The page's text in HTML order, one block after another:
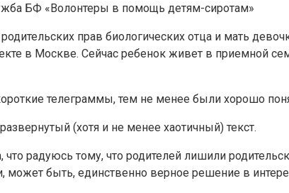
БФ «Волонтеры в помощь детям-сиротам»
прав биологических отца и мать
в Москве. Сейчас ребенок живет в приемной
телеграммы, тем не менее были хорошо
(хотя и не менее хаотичный) текст.
что радуюсь тому, что родителей лишили
может быть, единственно верное решение в